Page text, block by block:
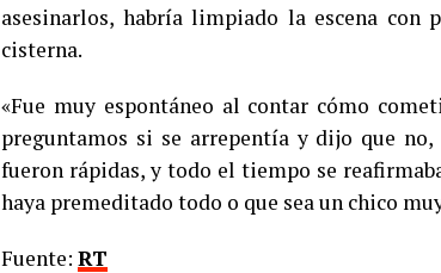
asesinarlos, habría limpiado la escena
cisterna.
«Fue muy espontáneo al contar cómo
preguntamos si se arrepentía y dijo que
fueron rápidas, y todo el tiempo se
haya premeditado todo o que sea un chico
Fuente: RT